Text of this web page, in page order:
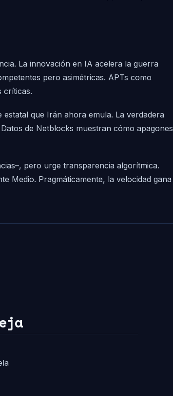
La innovación en IA acelera la guerra
pero asimétricas. APTs como
críticas.
que Irán ahora emula. La verdadera
de Netblocks muestran cómo apagones
pero urge transparencia algorítmica.
Medio. Pragmáticamente, la velocidad gana